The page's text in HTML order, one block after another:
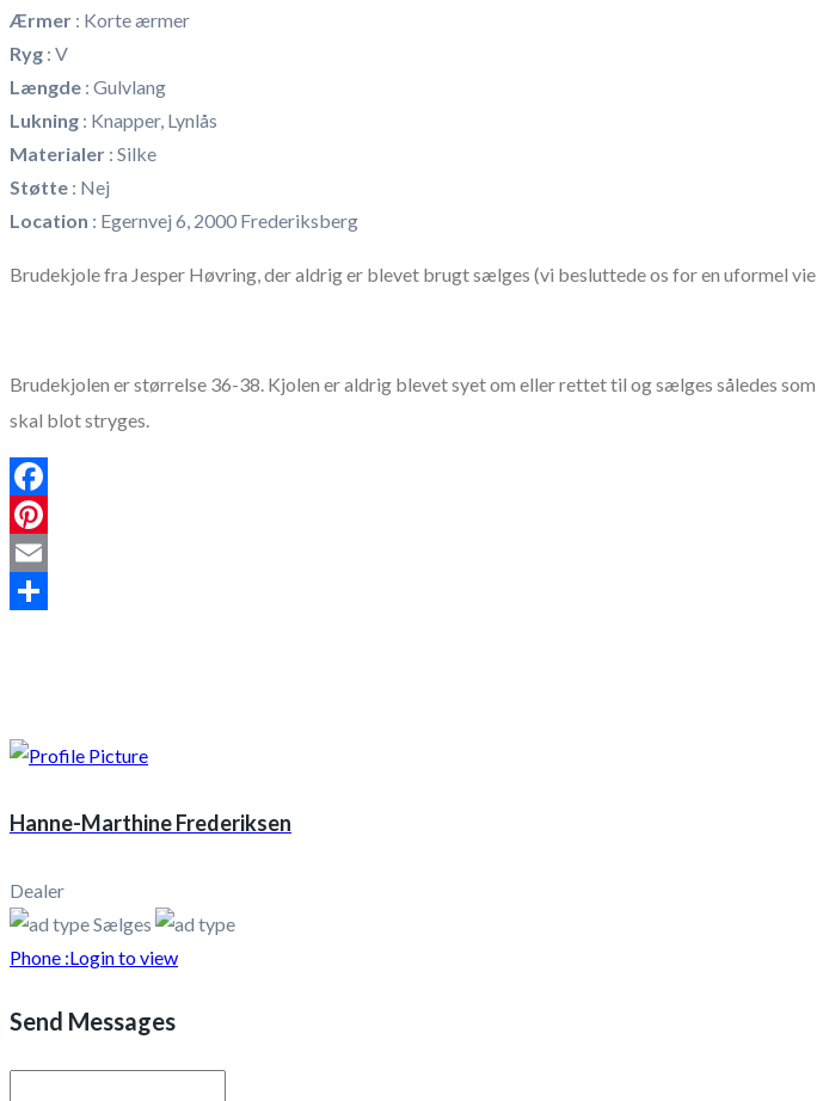
Ærmer : Korte ærmer
Ryg : V
Længde : Gulvlang
Lukning : Knapper, Lynlås
Materialer : Silke
Støtte : Nej
Location : Egernvej 6, 2000 Frederiksberg
Brudekjole fra Jesper Høvring, der aldrig er blevet brugt sælges (vi besluttede os for en uformel
Brudekjolen er størrelse 36-38. Kjolen er aldrig blevet syet om eller rettet til og sælges således
skal blot stryges.
Facebook
Pinterest
Email
Hanne-Marthine Frederiksen
Dealer
Sælges
Phone :Login to view
Send Messages